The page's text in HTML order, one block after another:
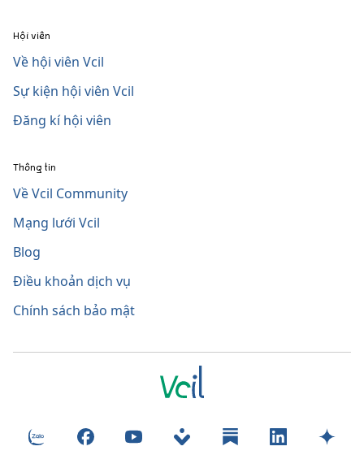
Hội viên
Về hội viên Vcil
Sự kiện hội viên Vcil
Đăng kí hội viên
Thông tin
Về Vcil Community
Mạng lưới Vcil
Blog
Điều khoản dịch vụ
Chính sách bảo mật
Zalo FacebookYouTubeNas.io SubstackLinkedInLuma